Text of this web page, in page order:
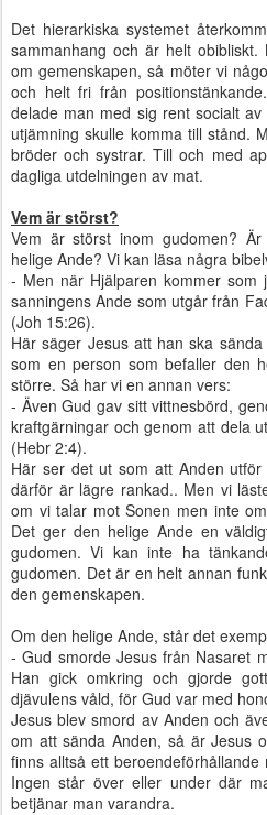
Det hierarkiska systemet
sammanhang och är helt
om gemenskapen, så möter vi
och helt fri från
delade man med sig rent socialt
utjämning skulle komma till stånd.
bröder och systrar. Till och med
dagliga utdelningen av mat.
Vem är störst?
Vem är störst inom gudomen?
helige Ande? Vi kan läsa några
- Men när Hjälparen kommer
sanningens Ande som utgår från
(Joh 15:26).
Här säger Jesus att han ska
som en person som befaller den
större. Så har vi en annan vers:
- Även Gud gav sitt vittnesbörd,
kraftgärningar och genom att dela
(Hebr 2:4).
Här ser det ut som att Anden
därför är lägre rankad.. Men vi
om vi talar mot Sonen men inte
Det ger den helige Ande en
gudomen. Vi kan inte ha
gudomen. Det är en helt annan
den gemenskapen.
Om den helige Ande, står det
- Gud smorde Jesus från Nasaret
Han gick omkring och gjorde
djävulens våld, för Gud var med
Jesus blev smord av Anden och
om att sända Anden, så är Jesus
finns alltså ett
Ingen står över eller under där
betjänar man varandra.